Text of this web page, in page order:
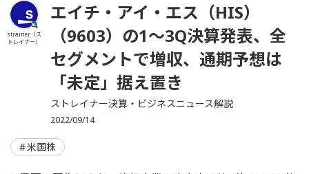
strainer（ス
トレイナー）
エイチ・アイ・エス（HIS）
（9603）の1〜3Q決算発表、全
セグメントで増収、通期予想は
「未定」据え置き
ストレイナー決算・ビジネスニュース解説
2022/09/14
米国株